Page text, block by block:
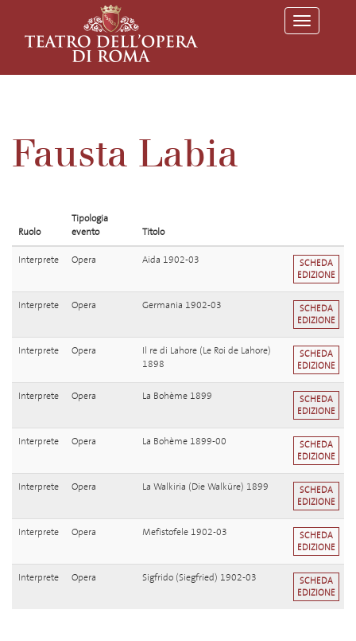
T
o
l
Fausta Labia
Ruolo
Tipologia
evento
Titolo
Interprete Opera Aida 1902-03
SCHEDA
EDIZIONE
Interprete Opera Germania 1902-03
SCHEDA
EDIZIONE
Interprete Opera
Il re di Lahore (Le Roi de Lahore)
1898
SCHEDA
EDIZIONE
Interprete Opera La Bohème 1899
SCHEDA
EDIZIONE
Interprete Opera La Bohème 1899-00
SCHEDA
EDIZIONE
Interprete Opera La Walkiria (Die Walküre) 1899
SCHEDA
EDIZIONE
Interprete Opera Mefistofele 1902-03
SCHEDA
EDIZIONE
Interprete Opera Sigfrido (Siegfried) 1902-03
SCHEDA
EDIZIONE